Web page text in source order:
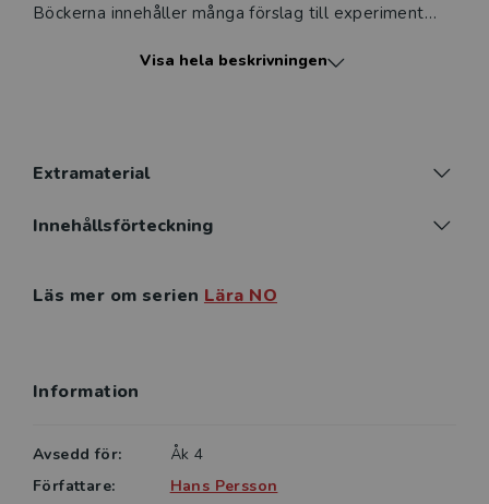
Den här produkten kan beställas av lärare i grundskola
Böckerna innehåller många förslag till experiment
utrustning). De flesta experimenten finns även som
I det digitala läromedlet finns bokens text inläst,
kapitel och extramaterial.
• Vad är NO?
• Grundläggande Kemi
• Värme och väder
Visa hela beskrivningen
Extramaterial
Innehållsförteckning
Läs mer om serien Lära NO
Information
Avsedd för:
Åk 4
Författare:
Hans Persson